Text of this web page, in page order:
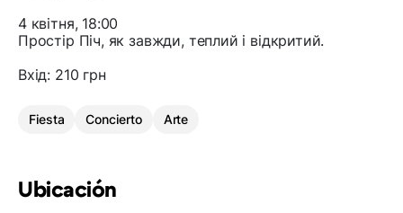
4 квітня, 18:00
Простір Піч, як завжди, теплий і відкритий.
Вхід: 210 грн
Fiesta Concierto Arte
Ubicación